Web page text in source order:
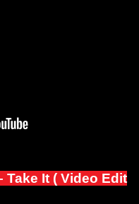
It ( Video Edit